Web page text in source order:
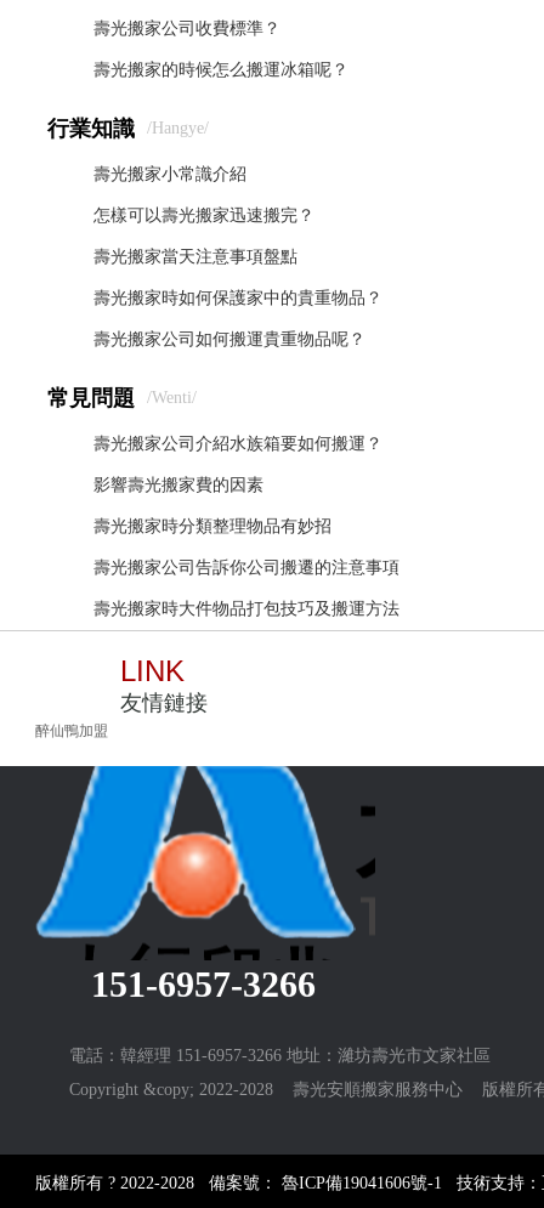
壽光搬家公司收費標準？
壽光搬家的時候怎么搬運冰箱呢？
行業知識 /hangye/
壽光搬家小常識介紹
怎樣可以壽光搬家迅速搬完？
壽光搬家當天注意事項盤點
壽光搬家時如何保護家中的貴重物品？
壽光搬家公司如何搬運貴重物品呢？
常見問題 /wenti/
壽光搬家公司介紹水族箱要如何搬運？
影響壽光搬家費的因素
壽光搬家時分類整理物品有妙招
壽光搬家公司告訴你公司搬遷的注意事項
壽光搬家時大件物品打包技巧及搬運方法
LINK
友情鏈接
醉仙鴨加盟
151-6957-3266
電話：韓經理 151-6957-3266 地址：濰坊壽光市文家社區
Copyright &copy; 2022-2028 壽光安順搬家服務中心 版權所
版權所有 ? 2022-2028 備案號：魯ICP備19041606號-1 技術支持：